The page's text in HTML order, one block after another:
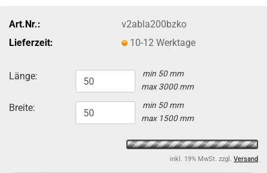
Art.Nr.:
v2abla200bzko
Lieferzeit:
10-12 Werktage
Länge:
min 50 mm
max 3000 mm
Breite:
min 50 mm
max 1500 mm
inkl. 19% MwSt. zzgl. Versand